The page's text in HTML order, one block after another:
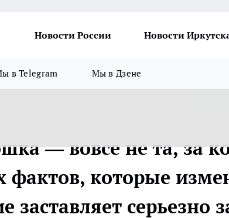
Новости России Новости
в Telegram Мы в Дзене
— вовсе не та, за
фактов, которые
заставляет серьезно